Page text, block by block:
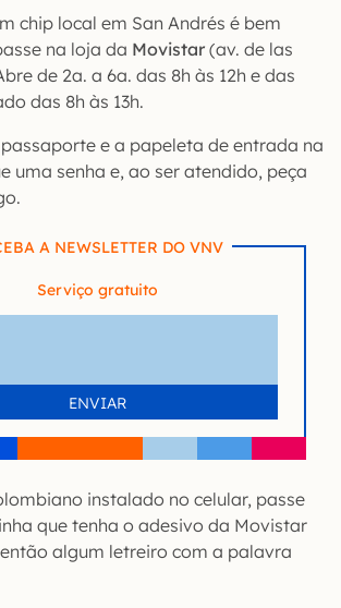
chip local em San Andrés é bem
na loja da Movistar (av. de las
de 2a. a 6a. das 8h às 12h e das
das 8h às 13h.
passaporte e a papeleta de entrada na
uma senha e, ao ser atendido, peça
A NEWSLETTER DO VNV
Serviço gratuito
instalado no celular, passe
que tenha o adesivo da Movistar
algum letreiro com a palavra